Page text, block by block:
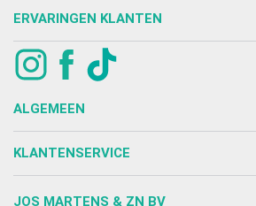
ERVARINGEN KLANTEN
ALGEMEEN
KLANTENSERVICE
JOS MARTENS & ZN BV